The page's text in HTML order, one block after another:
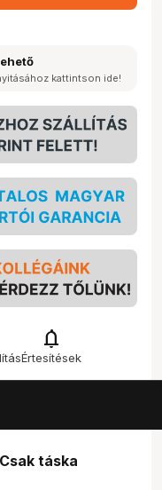
kattintson ide!
notifications
Értesítések
táska